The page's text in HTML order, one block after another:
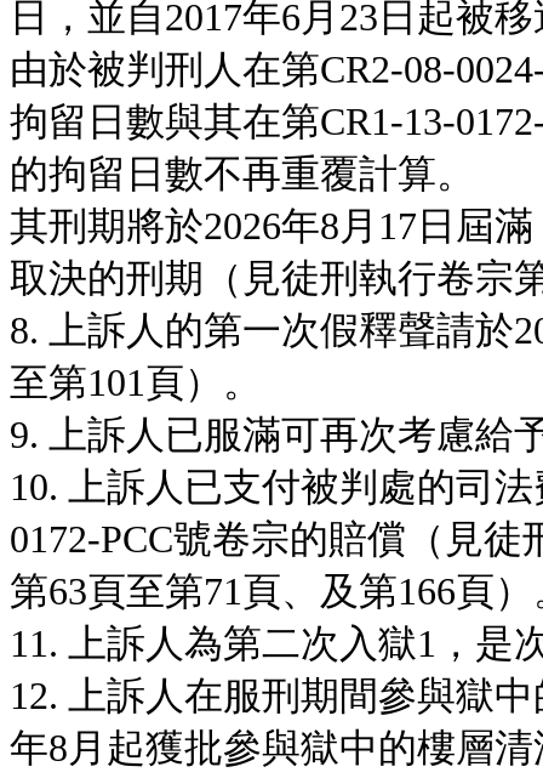
日，並自2017年6月23日起被
由於被判刑人在第CR2-08-
拘留日數與其在第CR1-13-
的拘留日數不再重覆計算。
其刑期將於2026年8月17日屆
取決的刑期（見徒刑執行卷宗
8. 上訴人的第一次假釋聲請於
至第101頁）。
9. 上訴人已服滿可再次考慮給
10. 上訴人已支付被判處的司
0172-PCC號卷宗的賠償（見
第63頁至第71頁、及第166頁）
11. 上訴人為第二次入獄1，是
12. 上訴人在服刑期間參與獄
年8月起獲批參與獄中的樓層